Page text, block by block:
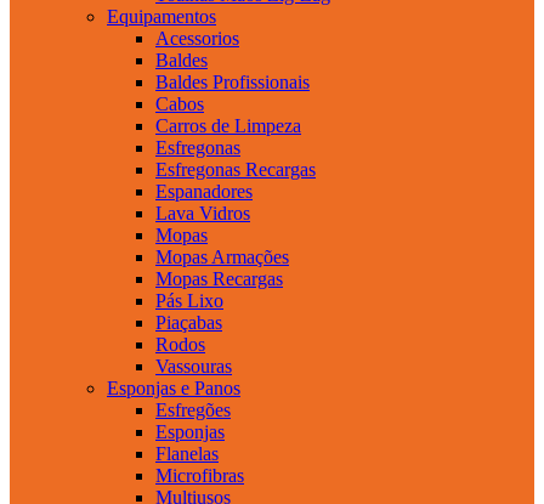
Equipamentos
Acessorios
Baldes
Baldes Profissionais
Cabos
Carros de Limpeza
Esfregonas
Esfregonas Recargas
Espanadores
Lava Vidros
Mopas
Mopas Armações
Mopas Recargas
Pás Lixo
Piaçabas
Rodos
Vassouras
Esponjas e Panos
Esfregões
Esponjas
Flanelas
Microfibras
Multiusos